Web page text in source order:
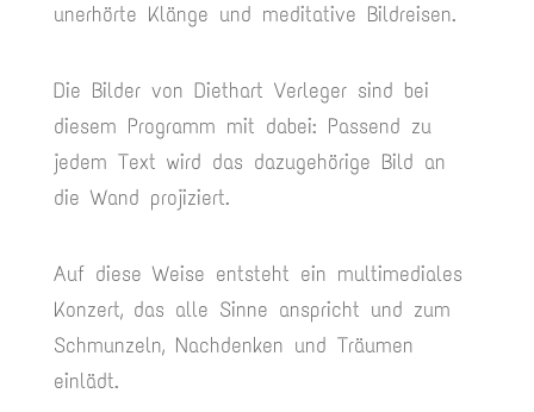
unerhörte Klänge und meditative Bildreisen.
Die Bilder von Diethart Verleger sind bei
diesem Programm mit dabei: Passend zu
jedem Text wird das dazugehörige Bild an
die Wand projiziert.
Auf diese Weise entsteht ein multimediales
Konzert, das alle Sinne anspricht und zum
Schmunzeln, Nachdenken und Träumen
einlädt.